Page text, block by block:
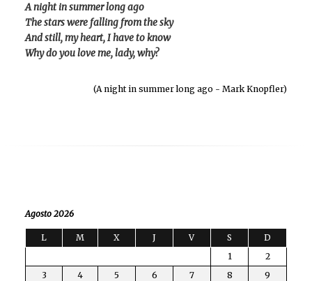
A night in summer long ago
The stars were falling from the sky
And still, my heart, I have to know
Why do you love me, lady, why?
(A night in summer long ago - Mark Knopfler)
Agosto 2026
L M X J V S
D
1
2
3
4 5 6 7 8
9